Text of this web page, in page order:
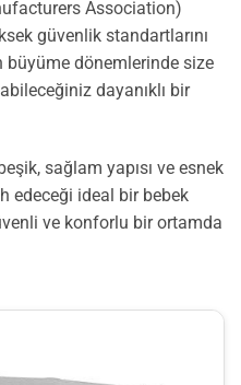
Association)
güvenlik standartlarını
büyüme dönemlerinde size
dayanıklı bir
sağlam yapısı ve esnek
edeceği ideal bir bebek
ve konforlu bir ortamda